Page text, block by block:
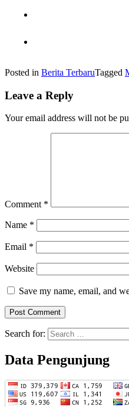
Posted in Berita TerbaruTagged
Leave a Reply
Your email address will not be
Comment *
Name *
Email *
Website
Save my name, email, and
Search for:
Data Pengunjung